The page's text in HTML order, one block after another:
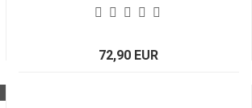
72,90 EUR